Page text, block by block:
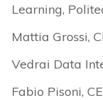
Learning,
Mattia Grossi,
Vedrai Data
Fabio Pisoni,